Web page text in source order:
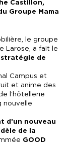
Castillon,
Groupe Mama
le groupe
Larose, a fait le
de
Campus et
et anime des
l’hôtellerie
nouvelle
d’un nouveau
de la
GOOD